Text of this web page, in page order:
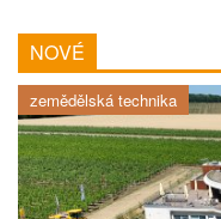
NOVÉ
zemědělská technika